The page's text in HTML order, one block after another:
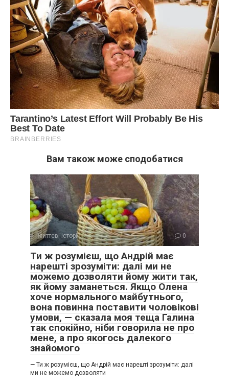
Вам також може сподобатися
життєві історії 0
Ти ж розумієш, що Андрій має
нарешті зрозуміти: далі ми не
можемо дозволяти йому жити так,
як йому заманеться. Якщо Олена
хоче нормального майбутнього,
вона повинна поставити чоловікові
умови, — сказала моя теща Галина
так спокійно, ніби говорила не про
мене, а про якогось далекого
знайомого
— Ти ж розумієш, що Андрій має нарешті зрозуміти: далі
ми не можемо дозволяти